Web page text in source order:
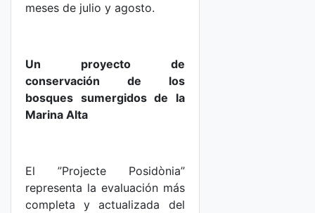
meses de julio y agosto.
Un proyecto de
conservación de los
bosques sumergidos de la
Marina Alta
El ”Projecte Posidònia”
representa la evaluación más
completa y actualizada del